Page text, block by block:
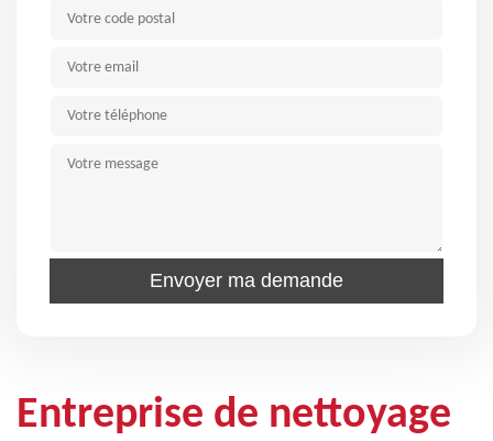
Entreprise de nettoyage